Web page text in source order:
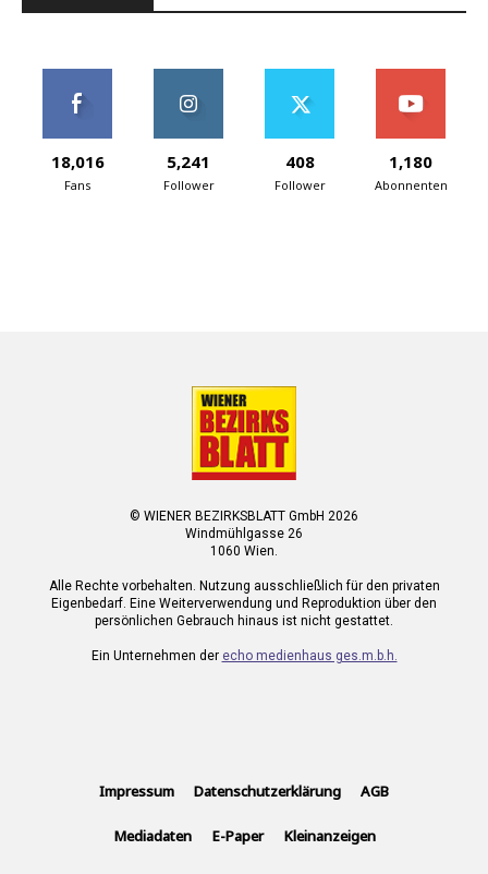
18,016
Fans
5,241
Follower
408
Follower
1,180
Abonnenten
© WIENER BEZIRKSBLATT GmbH 2026
Windmühlgasse 26
1060 Wien.
Alle Rechte vorbehalten. Nutzung ausschließlich für den privaten
Eigenbedarf. Eine Weiterverwendung und Reproduktion über den
persönlichen Gebrauch hinaus ist nicht gestattet.
Ein Unternehmen der echo medienhaus ges.m.b.h.
Impressum Datenschutzerklärung AGB
Mediadaten E-Paper Kleinanzeigen